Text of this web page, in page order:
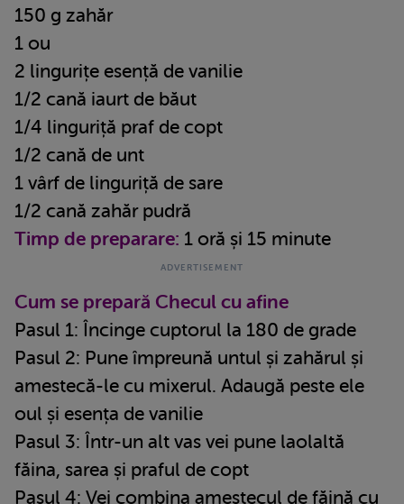
150 g zahăr
1 ou
2 lingurițe esență de vanilie
1/2 cană iaurt de băut
1/4 linguriță praf de copt
1/2 cană de unt
1 vârf de linguriță de sare
1/2 cană zahăr pudră
Timp de preparare: 1 oră și 15 minute
Cum se prepară Checul cu afine
Pasul 1: Încinge cuptorul la 180 de grade
Pasul 2: Pune împreună untul și zahărul și
amestecă-le cu mixerul. Adaugă peste ele
oul și esența de vanilie
Pasul 3: Într-un alt vas vei pune laolaltă
făina, sarea și praful de copt
Pasul 4: Vei combina amestecul de făină cu